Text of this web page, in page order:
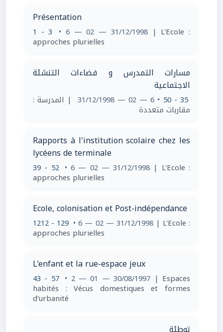
Présentation
1 - 3 • 6 — 02 — 31/12/1998 | L'Ecole :
approches plurielles
مسارات التمدرس و فضاءات التنشئة
الاجتماعية
35 - 50
• 6 — 02 — 31/12/1998 | المدرسة :
مقاربات متعددة
Rapports à l'institution scolaire chez les
lycéens de terminale
39 - 52 • 6 — 02 — 31/12/1998 | L'Ecole :
approches plurielles
Ecole, colonisation et Post-indépendance
1212 - 129 • 6 — 02 — 31/12/1998 | L'Ecole :
approches plurielles
L'enfant et la rue-espace jeux
43 - 57 • 2 — 01 — 30/08/1997 | Espaces
habités : Vécus domestiques et formes
d'urbanité